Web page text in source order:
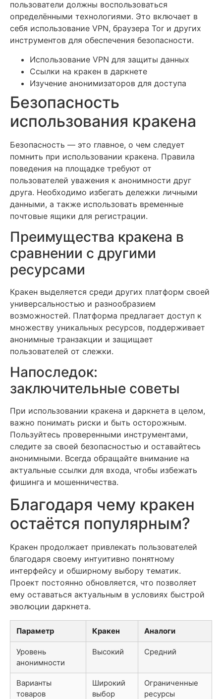
пользователи должны воспользоваться
определёнными технологиями. Это включает в
себя использование VPN, браузера Tor и других
инструментов для обеспечения безопасности.
Использование VPN для защиты данных
Ссылки на кракен в даркнете
Изучение анонимизаторов для доступа
Безопасность
использования кракена
Безопасность — это главное, о чем следует
помнить при использовании кракена. Правила
поведения на площадке требуют от
пользователей уважения к анонимности друг
друга. Необходимо избегать дележки личными
данными, а также использовать временные
почтовые ящики для регистрации.
Преимущества кракена в
сравнении с другими
ресурсами
Кракен выделяется среди других платформ своей
универсальностью и разнообразием
возможностей. Платформа предлагает доступ к
множеству уникальных ресурсов, поддерживает
анонимные транзакции и защищает
пользователей от слежки.
Напоследок:
заключительные советы
При использовании кракена и даркнета в целом,
важно понимать риски и быть осторожным.
Пользуйтесь проверенными инструментами,
следите за своей безопасностью и оставайтесь
анонимными. Всегда обращайте внимание на
актуальные ссылки для входа, чтобы избежать
фишинга и мошенничества.
Благодаря чему кракен
остаётся популярным?
Кракен продолжает привлекать пользователей
благодаря своему интуитивно понятному
интерфейсу и обширному выбору тематик.
Проект постоянно обновляется, что позволяет
ему оставаться актуальным в условиях быстрой
эволюции даркнета.
Параметр Кракен Аналоги
Уровень
анонимности
Высокий Средний
Варианты
товаров
Широкий
выбор
Ограниченные
ресурсы